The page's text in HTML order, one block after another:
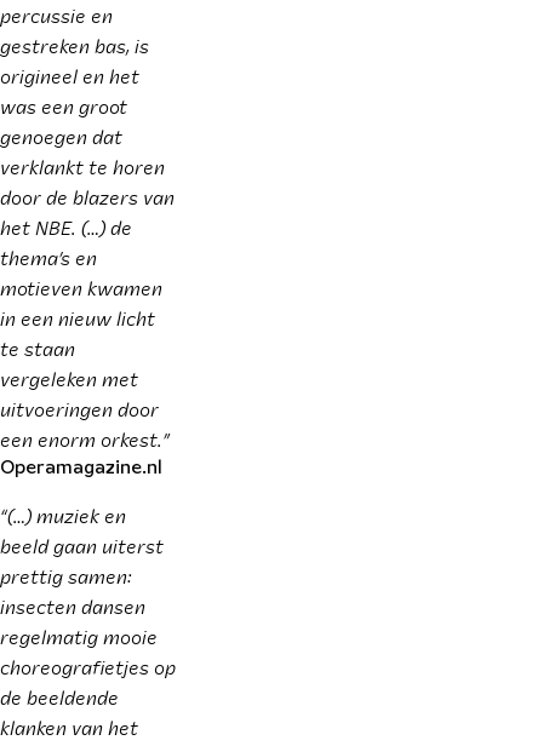
percussie en
gestreken bas, is
origineel en het
was een groot
genoegen dat
verklankt te horen
door de blazers van
het NBE. (…) de
thema’s en
motieven kwamen
in een nieuw licht
te staan
vergeleken met
uitvoeringen door
een enorm orkest.”
Operamagazine.nl
“(…) muziek en
beeld gaan uiterst
prettig samen:
insecten dansen
regelmatig mooie
choreografietjes op
de beeldende
klanken van het